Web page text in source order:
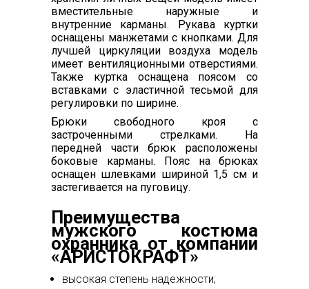
вместительные наружные и
внутренние карманы. Рукава куртки
оснащены манжетами с кнопками. Для
лучшей циркуляции воздуха модель
имеет вентиляционными отверстиями.
Также куртка оснащена поясом со
вставками с эластичной тесьмой для
регулировки по ширине.
Брюки свободного кроя с
застроченными стрелками. На
передней части брюк расположены
боковые карманы. Пояс на брюках
оснащен шлевками шириной 1,5 см и
застегивается на пуговицу.
Преимущества
мужского костюма
охранника от компании
«АРИСТОКРАФТ»
высокая степень надежности;